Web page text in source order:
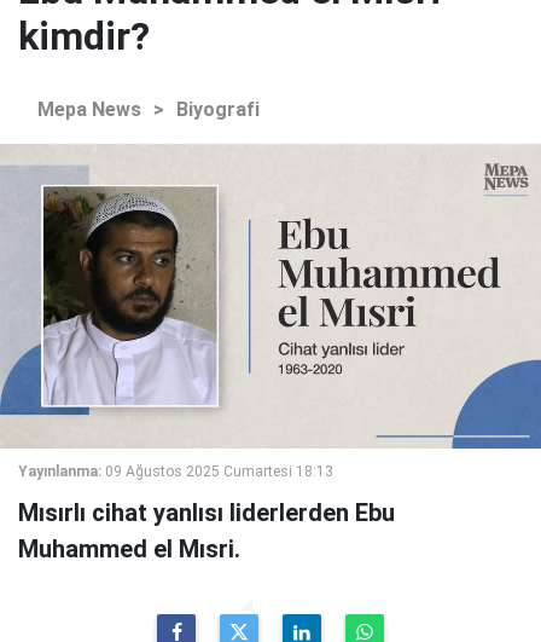
kimdir?
Mepa News > Biyografi
Yayınlanma: 09 Ağustos 2025 Cumartesi 18:13
Mısırlı cihat yanlısı liderlerden Ebu
Muhammed el Mısri.